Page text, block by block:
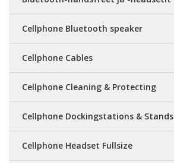
Cellphone Bluetooth speaker
Cellphone Cables
Cellphone Cleaning & Protecting
Cellphone Dockingstations & Stands
Cellphone Headset Fullsize